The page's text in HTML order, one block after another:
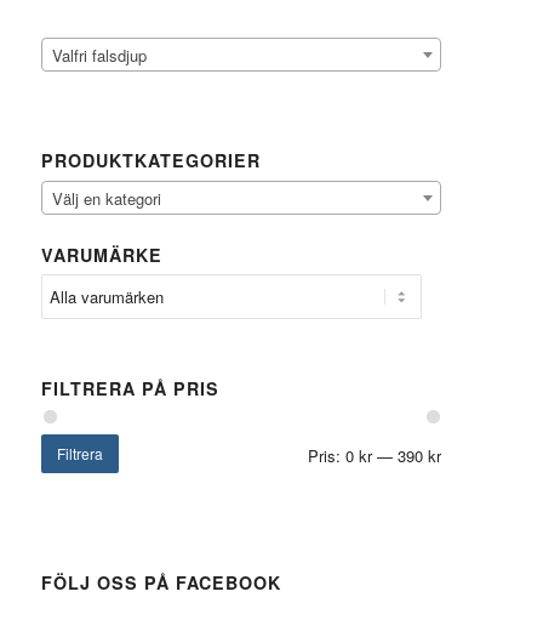
Valfri falsdjup
PRODUKTKATEGORIER
Välj en kategori
VARUMÄRKE
FILTRERA PÅ PRIS
Filtrera Pris:0 kr—390 kr
FÖLJ OSS PÅ FACEBOOK